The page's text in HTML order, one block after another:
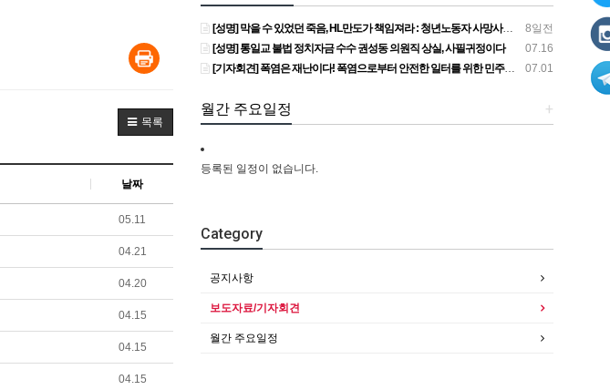
목록
날짜
05.11
04.21
04.20
04.15
04.15
04.15
8일전
[성명] 막을 수 있었던 죽음, HL만도가 책임져라 : 청년노동자 사망사고의 철저한 진상규명과 재발방지 대책 마련하라
07.16
[성명] 통일교 불법 정치자금 수수 권성동 의원직 상실, 사필귀정이다
07.01
[기자회견] 폭염은 재난이다! 폭염으로부터 안전한 일터를 위한 민주노총 강원지역본부 폭염감시단 선포 기자회견
+
월간 주요일정
등록된 일정이 없습니다.
Category
공지사항
보도자료/기자회견
월간 주요일정